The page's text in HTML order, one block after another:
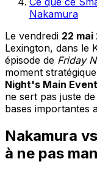
Nakamura
Le vendredi 22 mai
Lexington, dans le
épisode de Friday
moment
Night's Main
ne sert pas juste
bases importantes
Nakamura
à ne pas